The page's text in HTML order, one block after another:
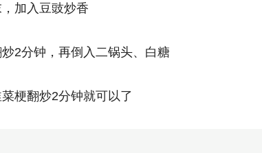
加入豆豉炒香
2分钟，再倒入二锅头、白糖
梗翻炒2分钟就可以了